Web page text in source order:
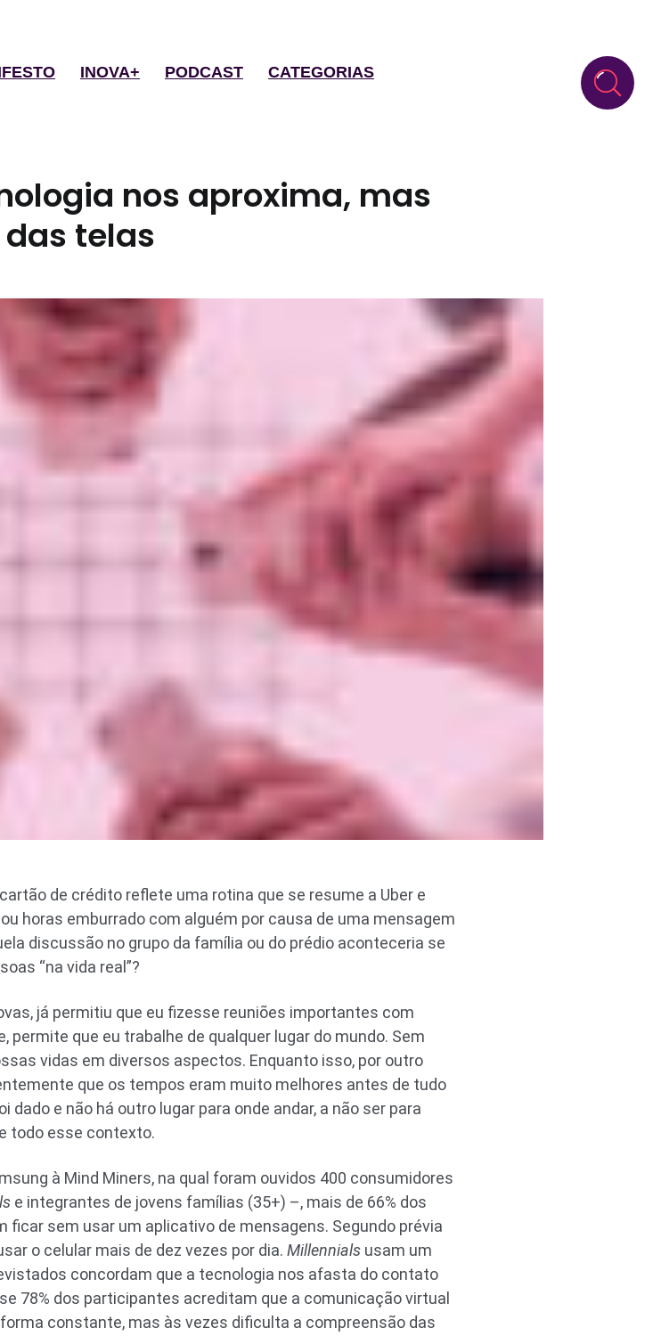
INOVA+ PODCAST CATEGORIAS
nos aproxima, mas
telas
de crédito reflete uma rotina que se resume a Uber e
horas emburrado com alguém por causa de uma mensagem
discussão no grupo da família ou do prédio aconteceria se
“na vida real”?
já permitiu que eu fizesse reuniões importantes com
permite que eu trabalhe de qualquer lugar do mundo. Sem
vidas em diversos aspectos. Enquanto isso, por outro
que os tempos eram muito melhores antes de tudo
e não há outro lugar para onde andar, a não ser para
todo esse contexto.
à Mind Miners, na qual foram ouvidos 400 consumidores
e integrantes de jovens famílias (35+) –, mais de 66% dos
sem usar um aplicativo de mensagens. Segundo prévia
o celular mais de dez vezes por dia. Millennials usam um
concordam que a tecnologia nos afasta do contato
78% dos participantes acreditam que a comunicação virtual
constante, mas às vezes dificulta a compreensão das